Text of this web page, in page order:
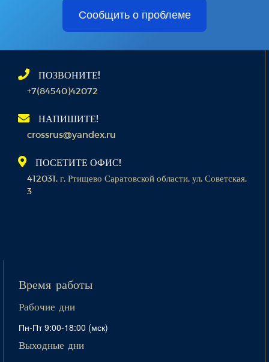
Сообщить о проблеме
ПОЗВОНИТЕ!
+7(84540)42072
НАПИШИТЕ!
crossrus@yandex.ru
ПОСЕТИТЕ ОФИС!
412031, г. Ртищево Саратовской области, ул. Советская,
3
Время работы
Рабочие дни
Пн-Пт 9:00-18:00 (мск)
Выходные дни